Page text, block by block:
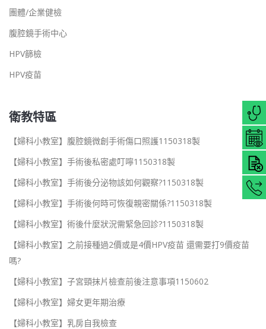
團體/企業健檢
腹腔鏡手術中心
HPV篩檢
HPV疫苗
衛教特區
【婦科小教室】腹腔鏡微創手術傷口照護1150318製
【婦科小教室】手術後私密處叮嚀1150318製
【婦科小教室】手術後分泌物該如何觀察?1150318製
【婦科小教室】手術後何時可恢復親密關係?1150318製
【婦科小教室】術後什麼狀況需緊急回診?1150318製
【婦科小教室】之前接種過2價或是4價HPV疫苗 還需要打9價疫苗
嗎?
【婦科小教室】子宮頸抹片檢查前後注意事項1150602
【婦科小教室】婦女更年期治療
【婦科小教室】乳房自我檢查